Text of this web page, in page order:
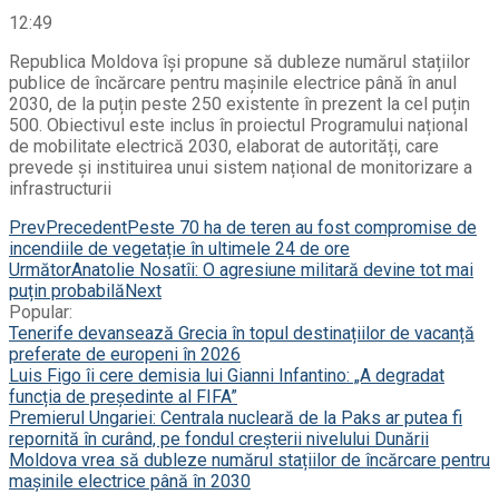
12:49
Republica Moldova își propune să dubleze numărul stațiilor
publice de încărcare pentru mașinile electrice până în anul
2030, de la puțin peste 250 existente în prezent la cel puțin
500. Obiectivul este inclus în proiectul Programului național
de mobilitate electrică 2030, elaborat de autorități, care
prevede și instituirea unui sistem național de monitorizare a
infrastructurii
PrevPrecedentPeste 70 ha de teren au fost compromise de
incendiile de vegetație în ultimele 24 de ore
UrmătorAnatolie Nosatîi: O agresiune militară devine tot mai
puțin probabilă Next
Popular:
Tenerife devansează Grecia în topul destinațiilor de vacanță
preferate de europeni în 2026
Luis Figo îi cere demisia lui Gianni Infantino: „A degradat
funcția de președinte al FIFA”
Premierul Ungariei: Centrala nucleară de la Paks ar putea fi
repornită în curând, pe fondul creșterii nivelului Dunării
Moldova vrea să dubleze numărul stațiilor de încărcare pentru
mașinile electrice până în 2030